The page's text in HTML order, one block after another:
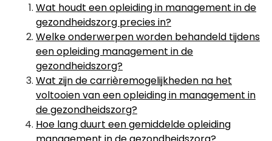
Wat houdt een opleiding in management in de
gezondheidszorg precies in?
Welke onderwerpen worden behandeld tijdens
een opleiding management in de
gezondheidszorg?
Wat zijn de carrièremogelijkheden na het
voltooien van een opleiding in management in
de gezondheidszorg?
Hoe lang duurt een gemiddelde opleiding